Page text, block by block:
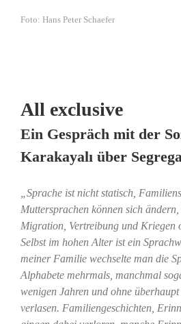
Foto: Hans Peter Schaefer
All exclusive
Ein Gespräch mit der
Karakayalı über
„Sprache ist nicht statisch,
Muttersprachen können sich
Migration, Vertreibung und Kriegen
Selbst im hohen Alter ist ein
meiner Familie wechselte man die
Alphabete mehrmals, manchmal
wenigen Jahren und ohne
verlasen. Familiengeschichten,